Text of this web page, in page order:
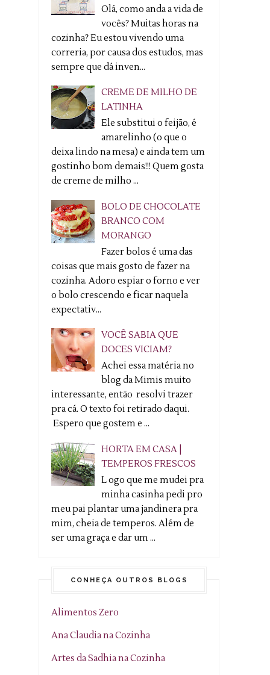
Olá, como anda a vida de
vocês? Muitas horas na
cozinha? Eu estou vivendo uma
correria, por causa dos estudos, mas
sempre que dá inven...
CREME DE MILHO DE
LATINHA
Ele substitui o feijão, é
amarelinho (o que o
deixa lindo na mesa) e ainda tem um
gostinho bom demais!!! Quem gosta
de creme de milho ...
BOLO DE CHOCOLATE
BRANCO COM
MORANGO
Fazer bolos é uma das
coisas que mais gosto de fazer na
cozinha. Adoro espiar o forno e ver
o bolo crescendo e ficar naquela
expectativ...
VOCÊ SABIA QUE
DOCES VICIAM?
Achei essa matéria no
blog da Mimis muito
interessante, então resolvi trazer
pra cá. O texto foi retirado daqui.
Espero que gostem e ...
HORTA EM CASA |
TEMPEROS FRESCOS
L ogo que me mudei pra
minha casinha pedi pro
meu pai plantar uma jandinera pra
mim, cheia de temperos. Além de
ser uma graça e dar um ...
CONHEÇA OUTROS BLOGS
Alimentos Zero
Ana Claudia na Cozinha
Artes da Sadhia na Cozinha